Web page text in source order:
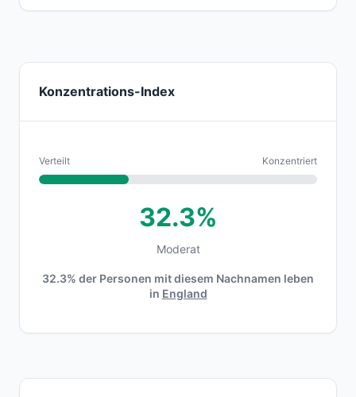
Konzentrations-Index
Verteilt Konzentriert
32.3%
Moderat
32.3% der Personen mit diesem Nachnamen leben
in England